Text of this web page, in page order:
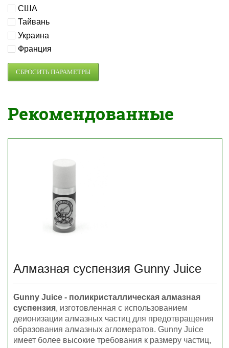
США
Тайвань
Украина
Франция
Рекомендованные
Алмазная суспензия Gunny Juice
Gunny Juice - поликристаллическая алмазная
суспензия, изготовленная с использованием
деионизации алмазных частиц для предотвращения
образования алмазных агломератов. Gunny Juice
имеет более высокие требования к размеру частиц,